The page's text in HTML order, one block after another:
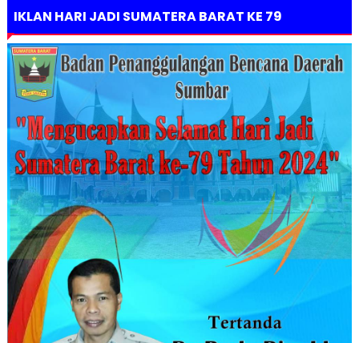
IKLAN HARI JADI SUMATERA BARAT KE 79